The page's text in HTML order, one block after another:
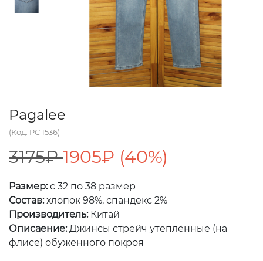
Pagalee
(Код: PC 1536)
3175₽1905₽ (40%)
Размер:с 32 по 38 размер
Состав:хлопок 98%, спандекс 2%
Производитель:Китай
Описаение:Джинсы стрейч утеплённые (на
флисе) обуженного покроя